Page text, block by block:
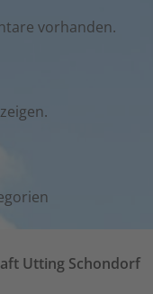
vorhanden.
Utting Schondorf